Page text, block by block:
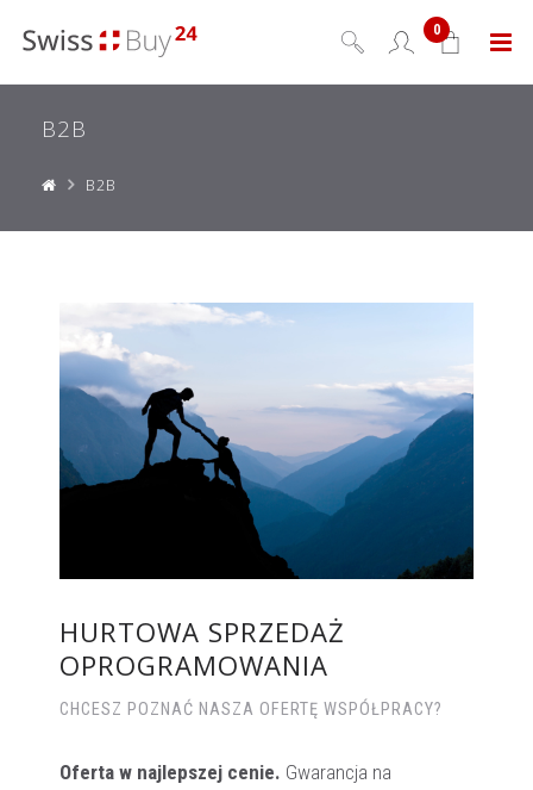
Menu
0
B2B
B2B
HURTOWA SPRZEDAŻ
OPROGRAMOWANIA
CHCESZ POZNAĆ NASZA OFERTĘ WSPÓŁPRACY?
Oferta w najlepszej cenie. Gwarancja na